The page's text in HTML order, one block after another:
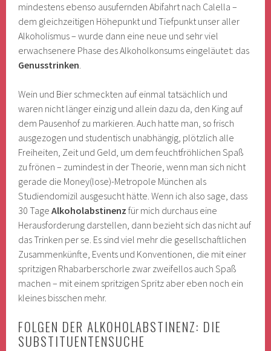
mindestens ebenso ausufernden Abifahrt nach Calella –
dem gleichzeitigen Höhepunkt und Tiefpunkt unser aller
Alkoholismus – wurde dann eine neue und sehr viel
erwachsenere Phase des Alkoholkonsums eingeläutet: das
Genusstrinken.
Wein und Bier schmeckten auf einmal tatsächlich und
waren nicht länger einzig und allein dazu da, den King auf
dem Pausenhof zu markieren. Auch hatte man, so frisch
ausgezogen und studentisch unabhängig, plötzlich alle
Freiheiten, Zeit und Geld, um dem feuchtfröhlichen Spaß
zu frönen – zumindest in der Theorie, wenn man sich nicht
gerade die Money(lose)-Metropole München als
Studiendomizil ausgesucht hätte. Wenn ich also sage, dass
30 TageAlkoholabstinenz für mich durchaus eine
Herausforderung darstellen, dann bezieht sich das nicht auf
das Trinken per se. Es sind viel mehr die gesellschaftlichen
Zusammenkünfte, Events und Konventionen, die mit einer
spritzigen Rhabarberschorle zwar zweifellos auch Spaß
machen – mit einem spritzigen Spritz aber eben noch ein
kleines bisschen mehr.
FOLGEN DER ALKOHOLABSTINENZ: DIE
SUBSTITUENTENSUCHE